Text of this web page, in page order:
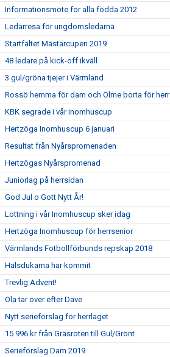
Informationsmöte för alla födda 2012
Ledarresa för ungdomsledarna
Startfältet Mästarcupen 2019
48 ledare på kick-off ikväll
3 gul/gröna tjejer i Värmland
Rossö hemma för dam och Ölme borta för herr
KBK segrade i vår inomhuscup
Hertzöga Inomhuscup 6 januari
Resultat från Nyårspromenaden
Hertzögas Nyårspromenad
Juniorlag på herrsidan
God Jul o Gott Nytt År!
Lottning i vår Inomhuscup sker idag
Hertzöga Inomhuscup för herrsenior
Värmlands Fotbollförbunds repskap 2018
Halsdukarna har kommit
Trevlig Advent!
Ola tar över efter Dave
Nytt serieförslag för herrlaget
15 996 kr från Gräsroten till Gul/Grönt
Serieförslag Dam 2019